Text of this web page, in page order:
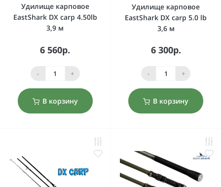
Удилище карповое
EastShark DX carp 4.50lb
3,9 м
6 560р.
- +
В корзину
Удилище карповое
EastShark DX carp 5.0 lb
3,6 м
6 300р.
- +
В корзину